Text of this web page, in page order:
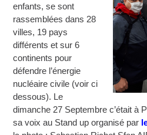
enfants, se sont
rassemblées dans 28
villes, 19 pays
différents et sur 6
continents pour
défendre l’énergie
nucléaire civile (voir ci
dessous). Le
dimanche 27 Septembre c’était à
sa voix au Stand up organisé par